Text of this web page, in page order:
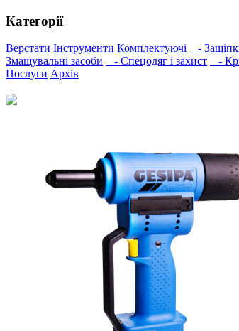
Категорії
Верстати Інструменти Комплектуючі -
Змащувальні засоби
- Спецодяг і захист -
Послуги Архів